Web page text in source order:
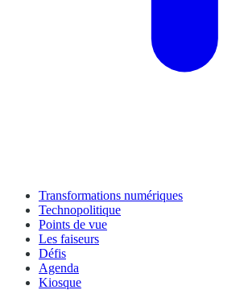
Transformations numériques
Technopolitique
Points de vue
Les faiseurs
Défis
Agenda
Kiosque